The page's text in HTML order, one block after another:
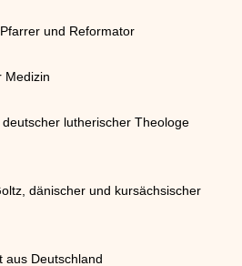
und Reformator
Medizin
lutherischer Theologe
dänischer und kursächsischer
aus Deutschland